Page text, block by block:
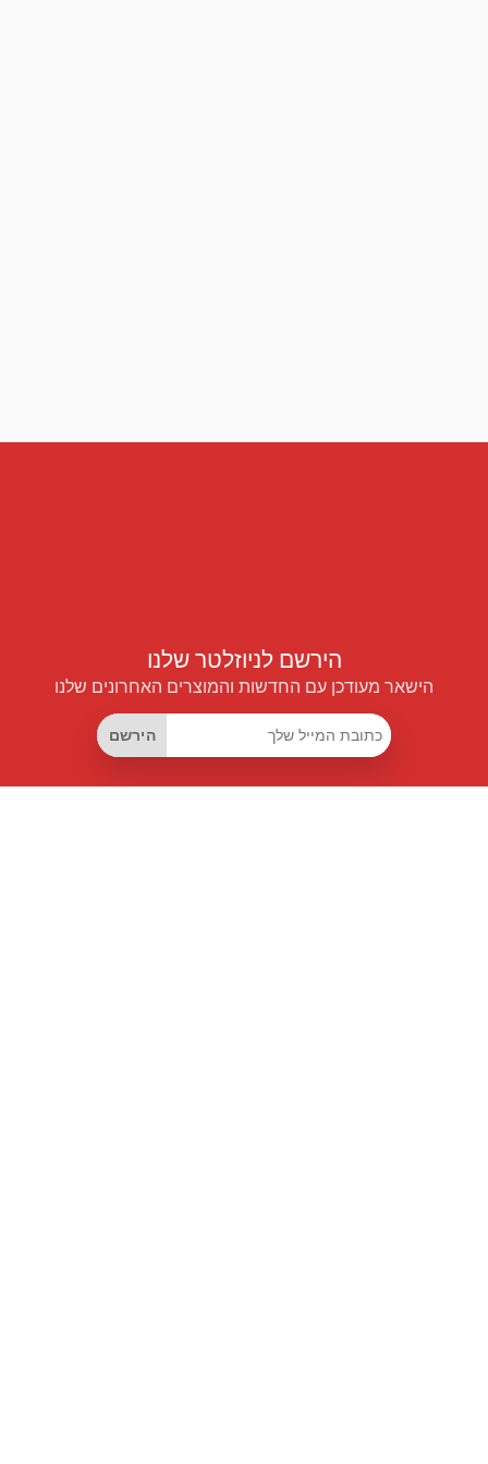
הירשם לניוזלטר שלנו
הישאר מעודכן עם החדשות והמוצרים האחרונים שלנו
הירשם